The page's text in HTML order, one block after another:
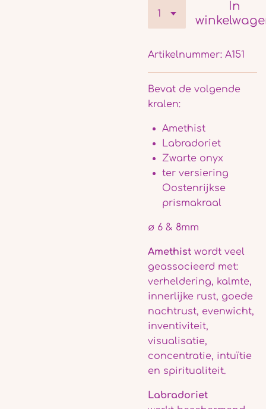
In
Artikelnummer: A151
Bevat de volgende
kralen:
Amethist
Labradoriet
Zwarte onyx
ter versiering
Oostenrijkse
prismakraal
ø 6 & 8mm
Amethist wordt veel
geassocieerd met:
verheldering, kalmte,
innerlijke rust, goede
nachtrust, evenwicht,
inventiviteit,
visualisatie,
concentratie, intuïtie
en spiritualiteit.
Labradoriet